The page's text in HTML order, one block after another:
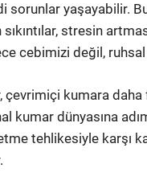
sorunlar yaşayabilir.
stresin
cebimizi değil, ruhsal
çevrimiçi kumara
kumar dünyasına
tehlikesiyle karşı